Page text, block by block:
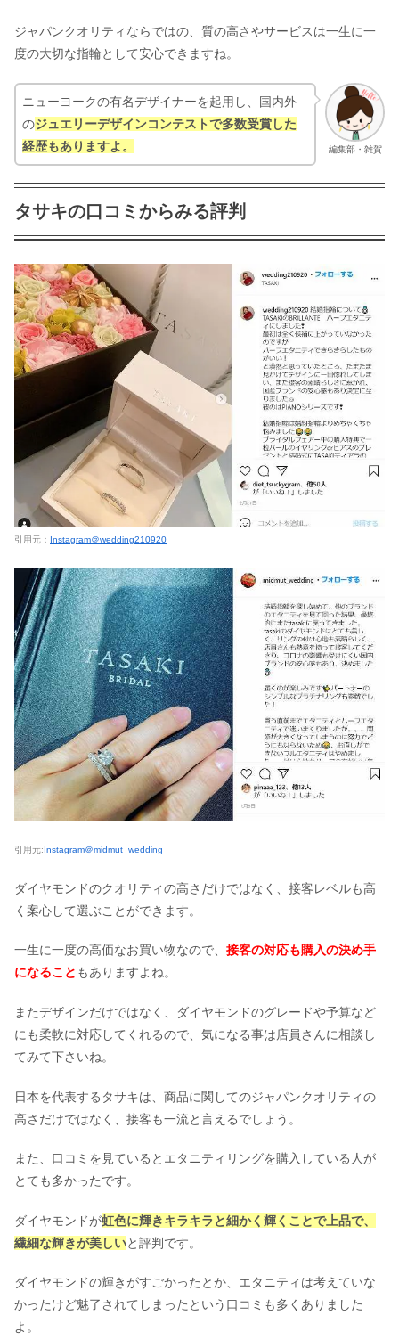
ジャパンクオリティならではの、質の高さやサービスは一生に一
度の大切な指輪として安心できますね。
編集部・雑賀
ニューヨークの有名デザイナーを起用し、国内外
のジュエリーデザインコンテストで多数受賞した
経歴もありますよ。
タサキの口コミからみる評判
引用元： Instagram＠wedding210920
引用元:Instagram＠midmut_wedding
ダイヤモンドのクオリティの高さだけではなく、接客レベルも高
く案心して選ぶことができます。
一生に一度の高価なお買い物なので、 接客の対応も購入の決め手
になること もありますよね。
またデザインだけではなく、ダイヤモンドのグレードや予算など
にも柔軟に対応してくれるので、気になる事は店員さんに相談し
てみて下さいね。
日本を代表するタサキは、商品に関してのジャパンクオリティの
高さだけではなく、接客も一流と言えるでしょう。
また、口コミを見ているとエタニティリングを購入している人が
とても多かったです。
ダイヤモンドが虹色に輝きキラキラと細かく輝くことで上品で、
繊細な輝きが美しいと評判です。
ダイヤモンドの輝きがすごかったとか、エタニティは考えていな
かったけど魅了されてしまったという口コミも多くありました
よ。